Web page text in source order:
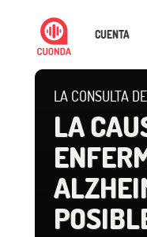
CUENTA
LA CONSULTA
LA